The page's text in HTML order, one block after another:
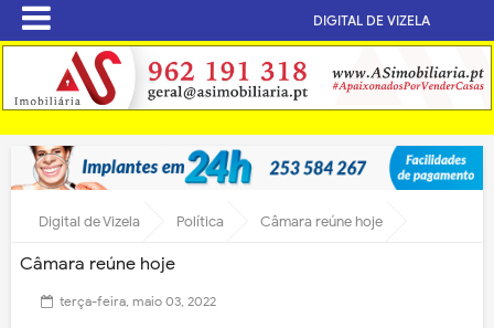
DIGITAL DE VIZELA
Digital de Vizela Política Câmara reúne hoje
Câmara reúne hoje
terça-feira, maio 03, 2022